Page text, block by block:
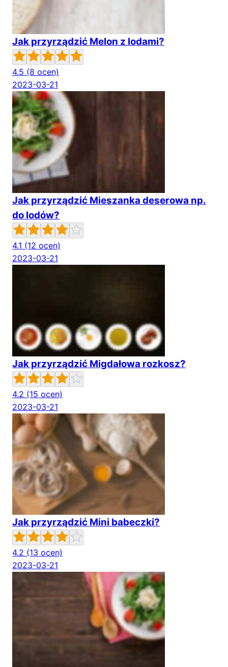
Jak przyrządzić Melon z lodami?
4.5 (8 ocen)
2023-03-21
Jak przyrządzić Mieszanka deserowa np.
do lodów?
4.1 (12 ocen)
2023-03-21
Jak przyrządzić Migdałowa rozkosz?
4.2 (15 ocen)
2023-03-21
Jak przyrządzić Mini babeczki?
4.2 (13 ocen)
2023-03-21